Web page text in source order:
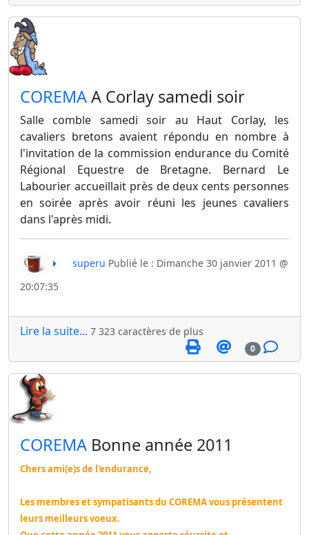
​COREMAA Corlay samedi soir
Salle comble samedi soir au Haut Corlay, les
cavaliers bretons avaient répondu en nombre à
l'invitation de la commission endurance du Comité
Régional Equestre de Bretagne. Bernard Le
Labourier accueillait près de deux cents personnes
en soirée après avoir réuni les jeunes cavaliers
dans l'après midi.
superu Publié le : Dimanche 30 janvier 2011 @
20:07:35
Lire la suite... 7 323 caractères de plus
0
​COREMA Bonne année 2011
Chers ami(e)s de l'endurance,
Les membres et sympatisants du COREMA vous présentent
leurs meilleurs voeux.